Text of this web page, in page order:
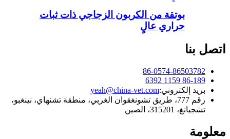
بوتقة من الكربون الزجاجي ذات ثبات
حراري عالٍ
اتصل بنا
86-0574-86503782
86-189 1159 6392
بريد إلكتروني:yeah@china-vet.com
رقم 777، طريق تشونغقوان الغربي، منطقة تشنهاي، نينغبو،
تشجيانغ، 315201، الصين
معلومة